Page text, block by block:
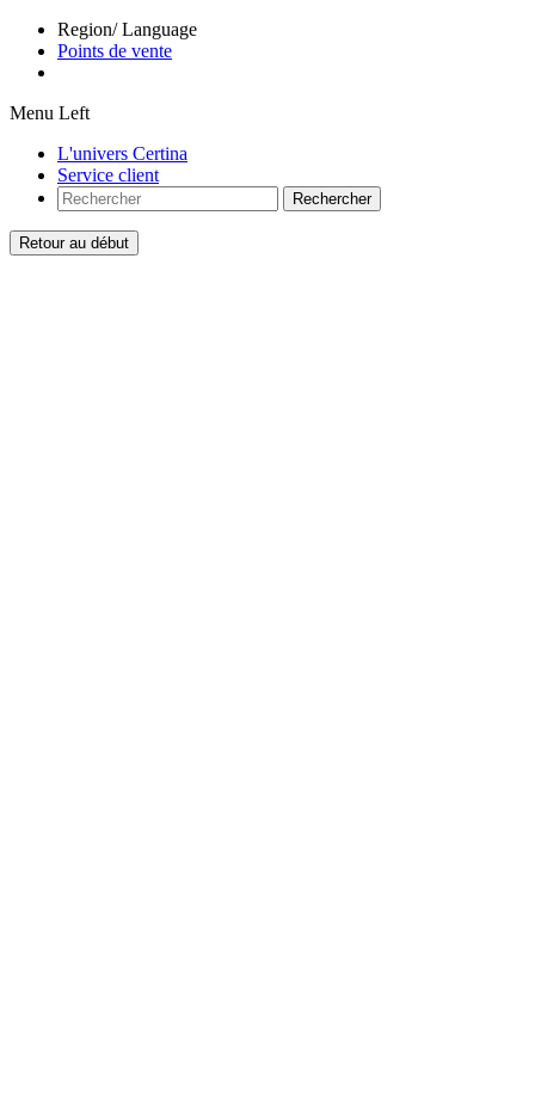
Region/ Language
Points de vente
Menu Left
L'univers Certina
Service client
Rechercher
Retour au début